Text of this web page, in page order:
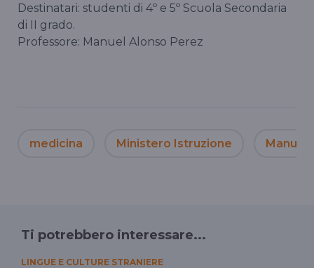
Destinatari: studenti di 4º e 5º Scuola Secondaria
di II grado.
Professore: Manuel Alonso Perez
medicina Ministero Istruzione Manuel
Ti potrebbero interessare...
LINGUE E CULTURE STRANIERE